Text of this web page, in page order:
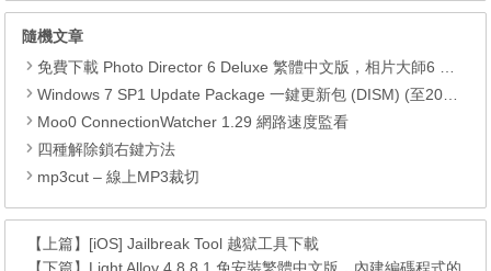
隨機文章
免費下載 Photo Director 6 Deluxe 繁體中文版，相片大師6 正版序號 (限時免費)
Windows 7 SP1 Update Package 一鍵更新包 (DISM) (至2019.02)
Moo0 ConnectionWatcher 1.29 網路速度監看
四種解除鎖右鍵方法
mp3cut – 線上MP3裁切
【上篇】 [iOS] Jailbreak Tool 越獄工具下載